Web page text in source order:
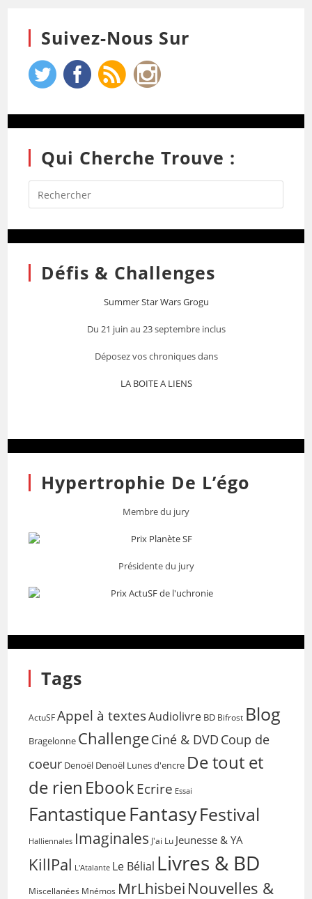
Suivez-Nous Sur
Qui Cherche Trouve :
Défis & Challenges
Summer Star Wars Grogu
Du 21 juin au 23 septembre inclus
Déposez vos chroniques dans
LA BOITE A LIENS
Hypertrophie De L’égo
Membre du jury
Présidente du jury
Tags
ActuSF Appel à textesAudiolivre BD Bifrost Blog
Bragelonne ChallengeCiné & DVD Coup de
coeur Denoël Denoël Lunes d'encre De tout et
de rien EbookEcrire Essai
FantastiqueFantasyFestival
Halliennales Imaginales J'ai Lu Jeunesse & YA
KillPal L'Atalante Le Bélial Livres & BD
Miscellanées Mnémos MrLhisbei Nouvelles &